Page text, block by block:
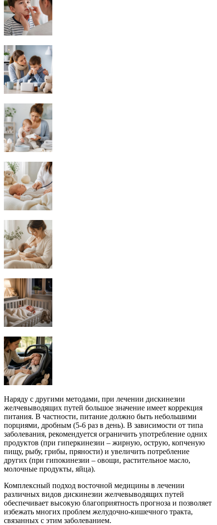
Наряду с другими методами, при лечении дискинезии
желчевыводящих путей большое значение имеет коррекция
питания. В частности, питание должно быть небольшими
порциями, дробным (5-6 раз в день). В зависимости от типа
заболевания, рекомендуется ограничить употребление одних
продуктов (при гиперкинезии – жирную, острую, копченую
пищу, рыбу, грибы, пряности) и увеличить потребление
других (при гипокинезии – овощи, растительное масло,
молочные продукты, яйца).
Комплексный подход восточной медицины в лечении
различных видов дискинезии желчевыводящих путей
обеспечивает высокую благоприятность прогноза и позволяет
избежать многих проблем желудочно-кишечного тракта,
связанных с этим заболеванием.